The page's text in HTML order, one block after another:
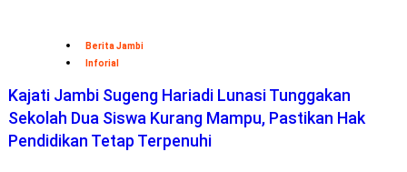
Berita Jambi
Inforial
Kajati Jambi Sugeng Hariadi Lunasi Tunggakan
Sekolah Dua Siswa Kurang Mampu, Pastikan Hak
Pendidikan Tetap Terpenuhi